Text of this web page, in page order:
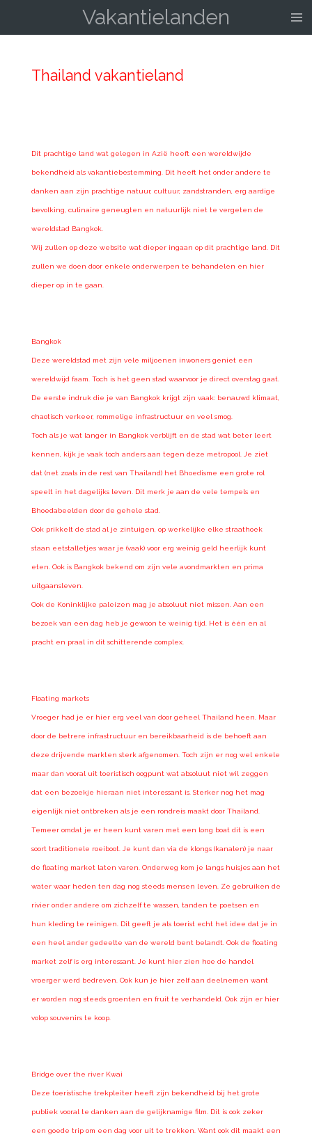
hoofdinhoud
Vakantielanden
Thailand vakantieland
Dit prachtige land wat gelegen in Azië heeft een wereldwijde
bekendheid als vakantiebestemming. Dit heeft het onder andere te
danken aan zijn prachtige natuur, cultuur, zandstranden, erg aardige
bevolking, culinaire geneugten en natuurlijk niet te vergeten de
wereldstad Bangkok.
Wij zullen op deze website wat dieper ingaan op dit prachtige land. Dit
zullen we doen door enkele onderwerpen te behandelen en hier
dieper op in te gaan.
Bangkok
Deze wereldstad met zijn vele miljoenen inwoners geniet een
wereldwijd faam. Toch is het geen stad waarvoor je direct overstag gaat.
De eerste indruk die je van Bangkok krijgt zijn vaak: benauwd klimaat,
chaotisch verkeer, rommelige infrastructuur en veel smog.
Toch als je wat langer in Bangkok verblijft en de stad wat beter leert
kennen, kijk je vaak toch anders aan tegen deze metropool. Je ziet
dat (net zoals in de rest van Thailand) het Bhoedisme een grote rol
speelt in het dagelijks leven. Dit merk je aan de vele tempels en
Bhoedabeelden door de gehele stad.
Ook prikkelt de stad al je zintuigen, op werkelijke elke straathoek
staan eetstalletjes waar je (vaak) voor erg weinig geld heerlijk kunt
eten. Ook is Bangkok bekend om zijn vele avondmarkten en prima
uitgaansleven.
Ook de Koninklijke paleizen mag je absoluut niet missen. Aan een
bezoek van een dag heb je gewoon te weinig tijd. Het is één en al
pracht en praal in dit schitterende complex.
Floating markets
Vroeger had je er hier erg veel van door geheel Thailand heen. Maar
door de betrere infrastructuur en bereikbaarheid is de behoeft aan
deze drijvende markten sterk afgenomen. Toch zijn er nog wel enkele
maar dan vooral uit toeristisch oogpunt wat absoluut niet wil zeggen
dat een bezoekje hieraan niet interessant is. Sterker nog het mag
eigenlijk niet ontbreken als je een rondreis maakt door Thailand.
Temeer omdat je er heen kunt varen met een long boat dit is een
soort traditionele roeiboot. Je kunt dan via de klongs (kanalen) je naar
de floating market laten varen. Onderweg kom je langs huisjes aan het
water waar heden ten dag nog steeds mensen leven. Ze gebruiken de
rivier onder andere om zichzelf te wassen, tanden te poetsen en
hun kleding te reinigen. Dit geeft je als toerist echt het idee dat je in
een heel ander gedeelte van de wereld bent belandt. Ook de floating
market zelf is erg interessant. Je kunt hier zien hoe de handel
vroerger werd bedreven. Ook kun je hier zelf aan deelnemen want
er worden nog steeds groenten en fruit te verhandeld. Ook zijn er hier
volop souvenirs te koop.
Bridge over the river Kwai
Deze toeristische trekpleiter heeft zijn bekendheid bij het grote
publiek vooral te danken aan de gelijknamige film. Dit is ook zeker
een goede trip om een dag voor uit te trekken. Want ook dit maakt een